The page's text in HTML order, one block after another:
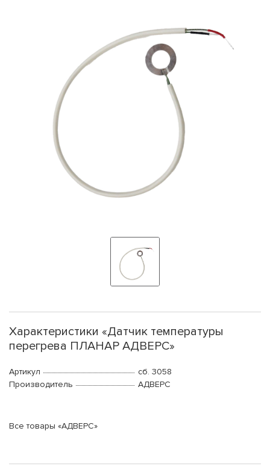
Характеристики «Датчик температуры
перегрева ПЛАНАР АДВЕРС»
Артикул
сб. 3058
Производитель
АДВЕРС
Все товары «АДВЕРС»